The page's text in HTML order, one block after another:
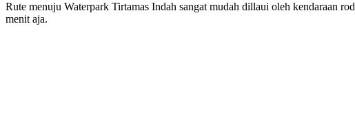
Rute menuju Waterpark Tirtamas Indah sangat mudah dillaui oleh kendaraan
menit aja.